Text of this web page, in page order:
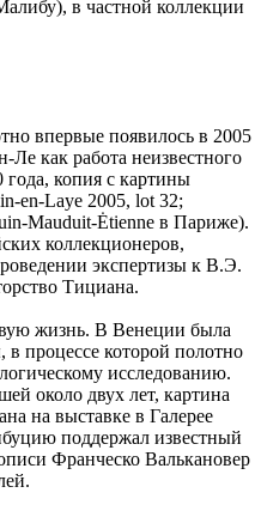
в частной коллекции
впервые появилось в 2005
как работа неизвестного
года, копия с картины
en-Laye 2005, lot 32;
Mauduit-Ėtienne в Париже).
коллекционеров,
экспертизы к В.Э.
Тициана.
жизнь. В Венеции была
в процессе которой полотно
исследованию.
около двух лет, картина
на выставке в Галерее
поддержал известный
Франческо Валькановер